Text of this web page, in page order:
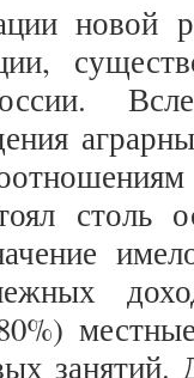
столь
занятий.